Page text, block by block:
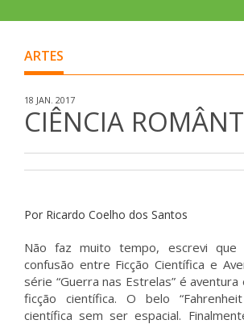
ARTES
18 JAN. 2017
CIÊNCIA
Por Ricardo Coelho dos Santos
Não faz muito tempo, escrevi que
confusão entre Ficção Científica e
série “Guerra nas Estrelas” é
ficção científica. O belo
científica sem ser espacial.